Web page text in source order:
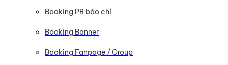
Booking PR báo chí
Booking Banner
Booking Fanpage / Group